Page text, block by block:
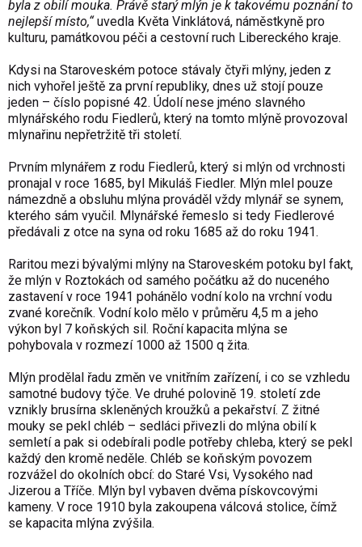
byla z obilí mouka. Právě starý mlýn je k takovému poznání to
nejlepší místo,“uvedla Květa Vinklátová, náměstkyně pro
kulturu, památkovou péči a cestovní ruch Libereckého kraje.
Kdysi na Staroveském potoce stávaly čtyři mlýny, jeden z
nich vyhořel ještě za první republiky, dnes už stojí pouze
jeden – číslo popisné 42. Údolí nese jméno slavného
mlynářského rodu Fiedlerů, který na tomto mlýně provozoval
mlynařinu nepřetržitě tři století.
Prvním mlynářem z rodu Fiedlerů, který si mlýn od vrchnosti
pronajal v roce 1685, byl Mikuláš Fiedler. Mlýn mlel pouze
námezdně a obsluhu mlýna prováděl vždy mlynář se synem,
kterého sám vyučil. Mlynářské řemeslo si tedy Fiedlerové
předávali z otce na syna od roku 1685 až do roku 1941.
Raritou mezi bývalými mlýny na Staroveském potoku byl fakt,
že mlýn v Roztokách od samého počátku až do nuceného
zastavení v roce 1941 pohánělo vodní kolo na vrchní vodu
zvané korečník. Vodní kolo mělo v průměru 4,5 m a jeho
výkon byl 7 koňských sil. Roční kapacita mlýna se
pohybovala v rozmezí 1000 až 1500 q žita.
Mlýn prodělal řadu změn ve vnitřním zařízení, i co se vzhledu
samotné budovy týče. Ve druhé polovině 19. století zde
vznikly brusírna skleněných kroužků a pekařství. Z žitné
mouky se pekl chléb – sedláci přivezli do mlýna obilí k
semletí a pak si odebírali podle potřeby chleba, který se pekl
každý den kromě neděle. Chléb se koňským povozem
rozvážel do okolních obcí: do Staré Vsi, Vysokého nad
Jizerou a Tříče. Mlýn byl vybaven dvěma pískovcovými
kameny. V roce 1910 byla zakoupena válcová stolice, čímž
se kapacita mlýna zvýšila.